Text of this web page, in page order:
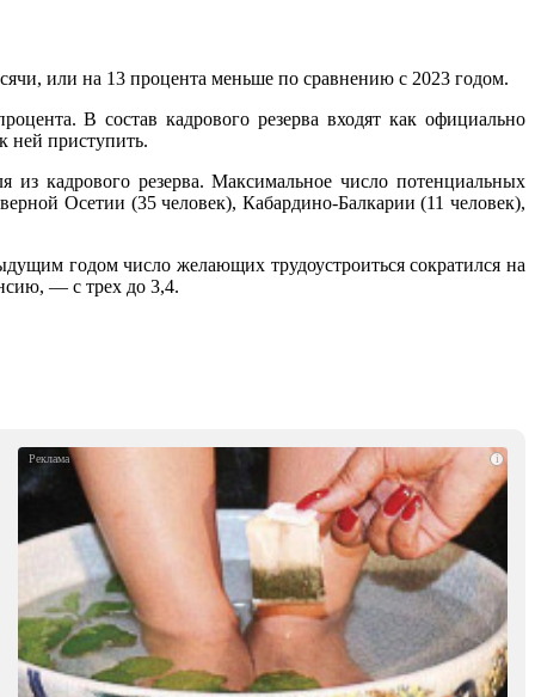
или на 13 процента меньше по сравнению с 2023 годом.
В состав кадрового резерва входят как официально
ней приступить.
кадрового резерва. Максимальное число потенциальных
Осетии (35 человек), Кабардино-Балкарии (11 человек),
годом число желающих трудоустроиться сократился на
— с трех до 3,4.
i